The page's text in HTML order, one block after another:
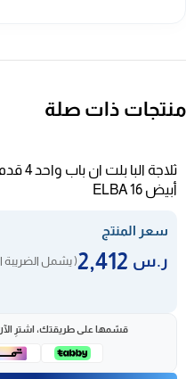
منتجات ذات صلة
ثلاجة
أبيض ELBA 16
سعر المنتج
ر.س ( يشمل الضريبة
قسّمها على طريقتك، اشترِ